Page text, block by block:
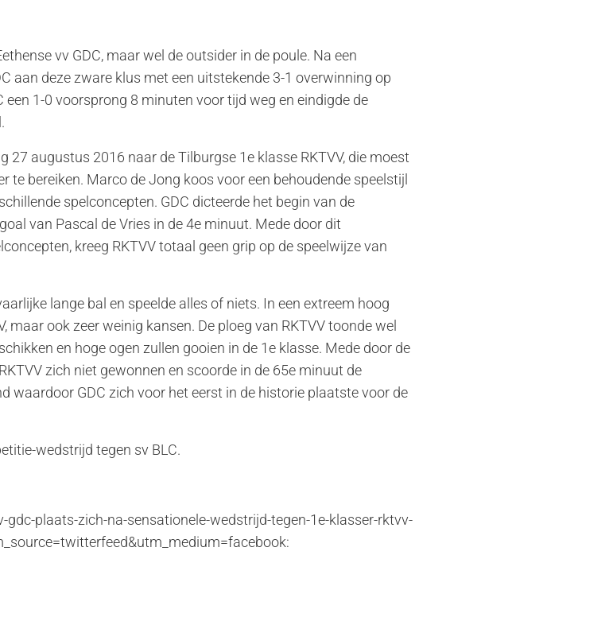
vv GDC, maar wel de outsider in de poule. Na een
aan deze zware klus met een uitstekende 3-1 overwinning op
een 1-0 voorsprong 8 minuten voor tijd weg en eindigde de
27 augustus 2016 naar de Tilburgse 1e klasse RKTVV, die moest
te bereiken. Marco de Jong koos voor een behoudende speelstijl
spelconcepten. GDC dicteerde het begin van de
van Pascal de Vries in de 4e minuut. Mede door dit
kreeg RKTVV totaal geen grip op de speelwijze van
lange bal en speelde alles of niets. In een extreem hoog
maar ook zeer weinig kansen. De ploeg van RKTVV toonde wel
en hoge ogen zullen gooien in de 1e klasse. Mede door de
zich niet gewonnen en scoorde in de 65e minuut de
waardoor GDC zich voor het eerst in de historie plaatste voor de
wedstrijd tegen sv BLC.
gdc-plaats-zich-na-sensationele-wedstrijd-tegen-1e-klasser-rktvv-